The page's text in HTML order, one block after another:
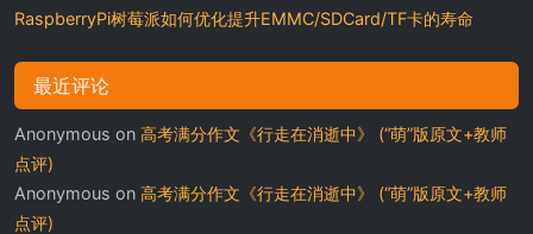
RaspberryPi树莓派如何优化提升EMMC/SDCard/TF卡的寿命
最近评论
Anonymous on 高考满分作文《行走在消逝中》 (“萌”版原文+教师
点评)
Anonymous on 高考满分作文《行走在消逝中》 (“萌”版原文+教师
点评)